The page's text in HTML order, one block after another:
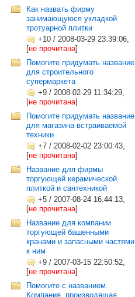
Как назвать фирму
занимающуюся укладкой
тротуарной плитки
+10 / 2008-03-29 23:39:06,
[не прочитана]
Помогите придумать название
для строительного
супермаркета
+9 / 2008-02-29 11:34:29,
[не прочитана]
Помогите придумать название
для магазина встраиваемой
техники
+7 / 2008-02-02 23:00:43,
[не прочитана]
Название для фирмы
торгующей керамической
плиткой и сантехникой
+5 / 2007-08-24 16:44:13,
[не прочитана]
Название для компании
торгующей башенными
кранами и запасными частями
к ним
+9 / 2007-03-15 22:50:52,
[не прочитана]
Помогите с названием.
Компания, производящая